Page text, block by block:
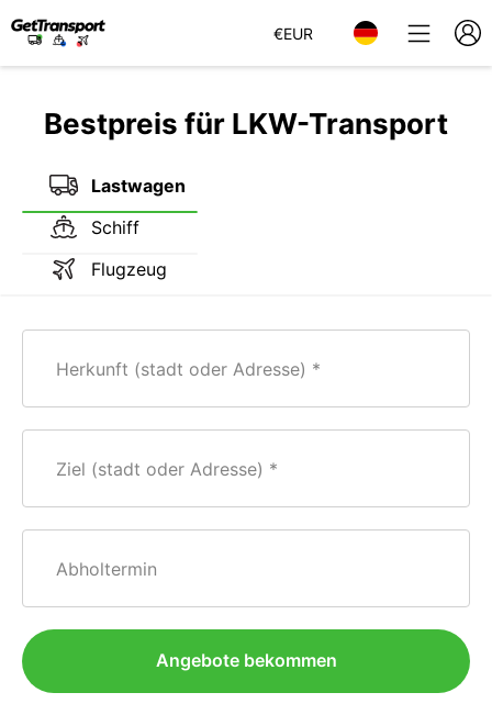
€EUR
Bestpreis für LKW-Transport
Lastwagen
Schiff
Flugzeug
Herkunft (stadt oder Adresse)
Ziel (stadt oder Adresse)
Abholtermin
Angebote bekommen